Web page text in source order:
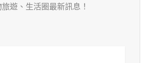
遊、生活圈最新訊息！